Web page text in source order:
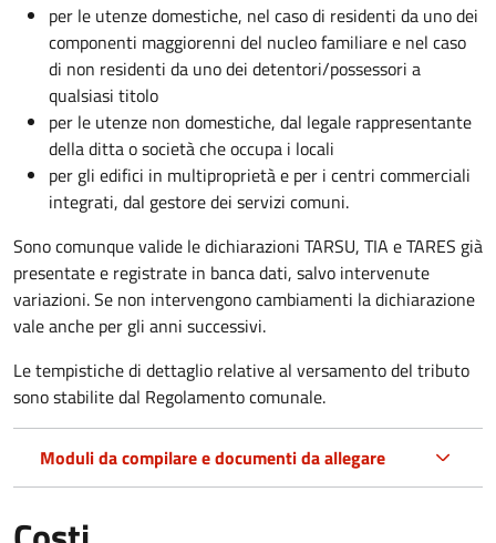
per le utenze domestiche, nel caso di residenti da uno dei
componenti maggiorenni del nucleo familiare e nel caso
di non residenti da uno dei detentori/possessori a
qualsiasi titolo
per le utenze non domestiche, dal legale rappresentante
della ditta o società che occupa i locali
per gli edifici in multiproprietà e per i centri commerciali
integrati, dal gestore dei servizi comuni.
Sono comunque valide le dichiarazioni TARSU, TIA e TARES già
presentate e registrate in banca dati, salvo intervenute
variazioni. Se non intervengono cambiamenti la dichiarazione
vale anche per gli anni successivi.
Le tempistiche di dettaglio relative al versamento del tributo
sono stabilite dal Regolamento comunale.
Moduli da compilare e documenti da allegare